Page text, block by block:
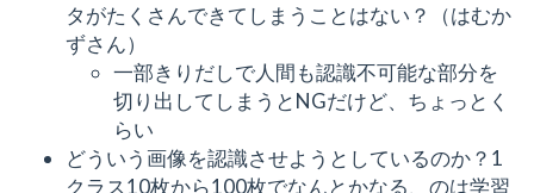
タがたくさんできてしまうことはない？（はむか
ずさん）
一部きりだしで人間も認識不可能な部分を
切り出してしまうとNGだけど、ちょっとく
らい
どういう画像を認識させようとしているのか？1
クラス10枚から100枚でなんとかなる、のは学習